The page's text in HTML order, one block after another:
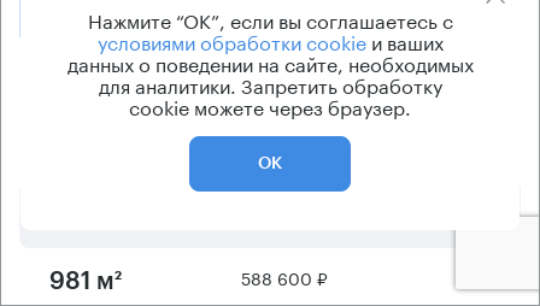
Позвонить Получить презентацию
Предложения по аренде в этом здании:
Арендная плата
981 м² 588 600 ₽
Нажмите “ОК”, если вы соглашаетесь с
условиями обработки cookieи ваших
данных о поведении на сайте, необходимых
для аналитики. Запретить обработку
cookie можете через браузер.
ОК